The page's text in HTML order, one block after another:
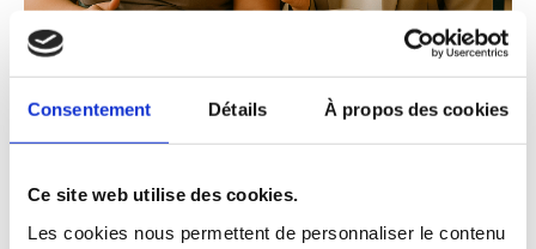
Consentement Détails À propos des cookies
Ce site web utilise des cookies.
Les cookies nous permettent de personnaliser le contenu
Une méthode douce… et étonnamment
efficace
Ce que j’ai découvert, c’est que